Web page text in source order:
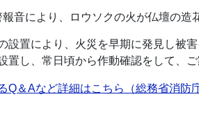
音により、ロウソクの火が仏壇の造
設置により、火災を早期に発見し被
置し、常日頃から作動確認をして、ご
Q＆Aなど詳細はこちら（総務省消防